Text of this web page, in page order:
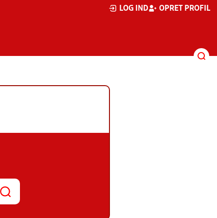
LOG IND OPRET PROFIL